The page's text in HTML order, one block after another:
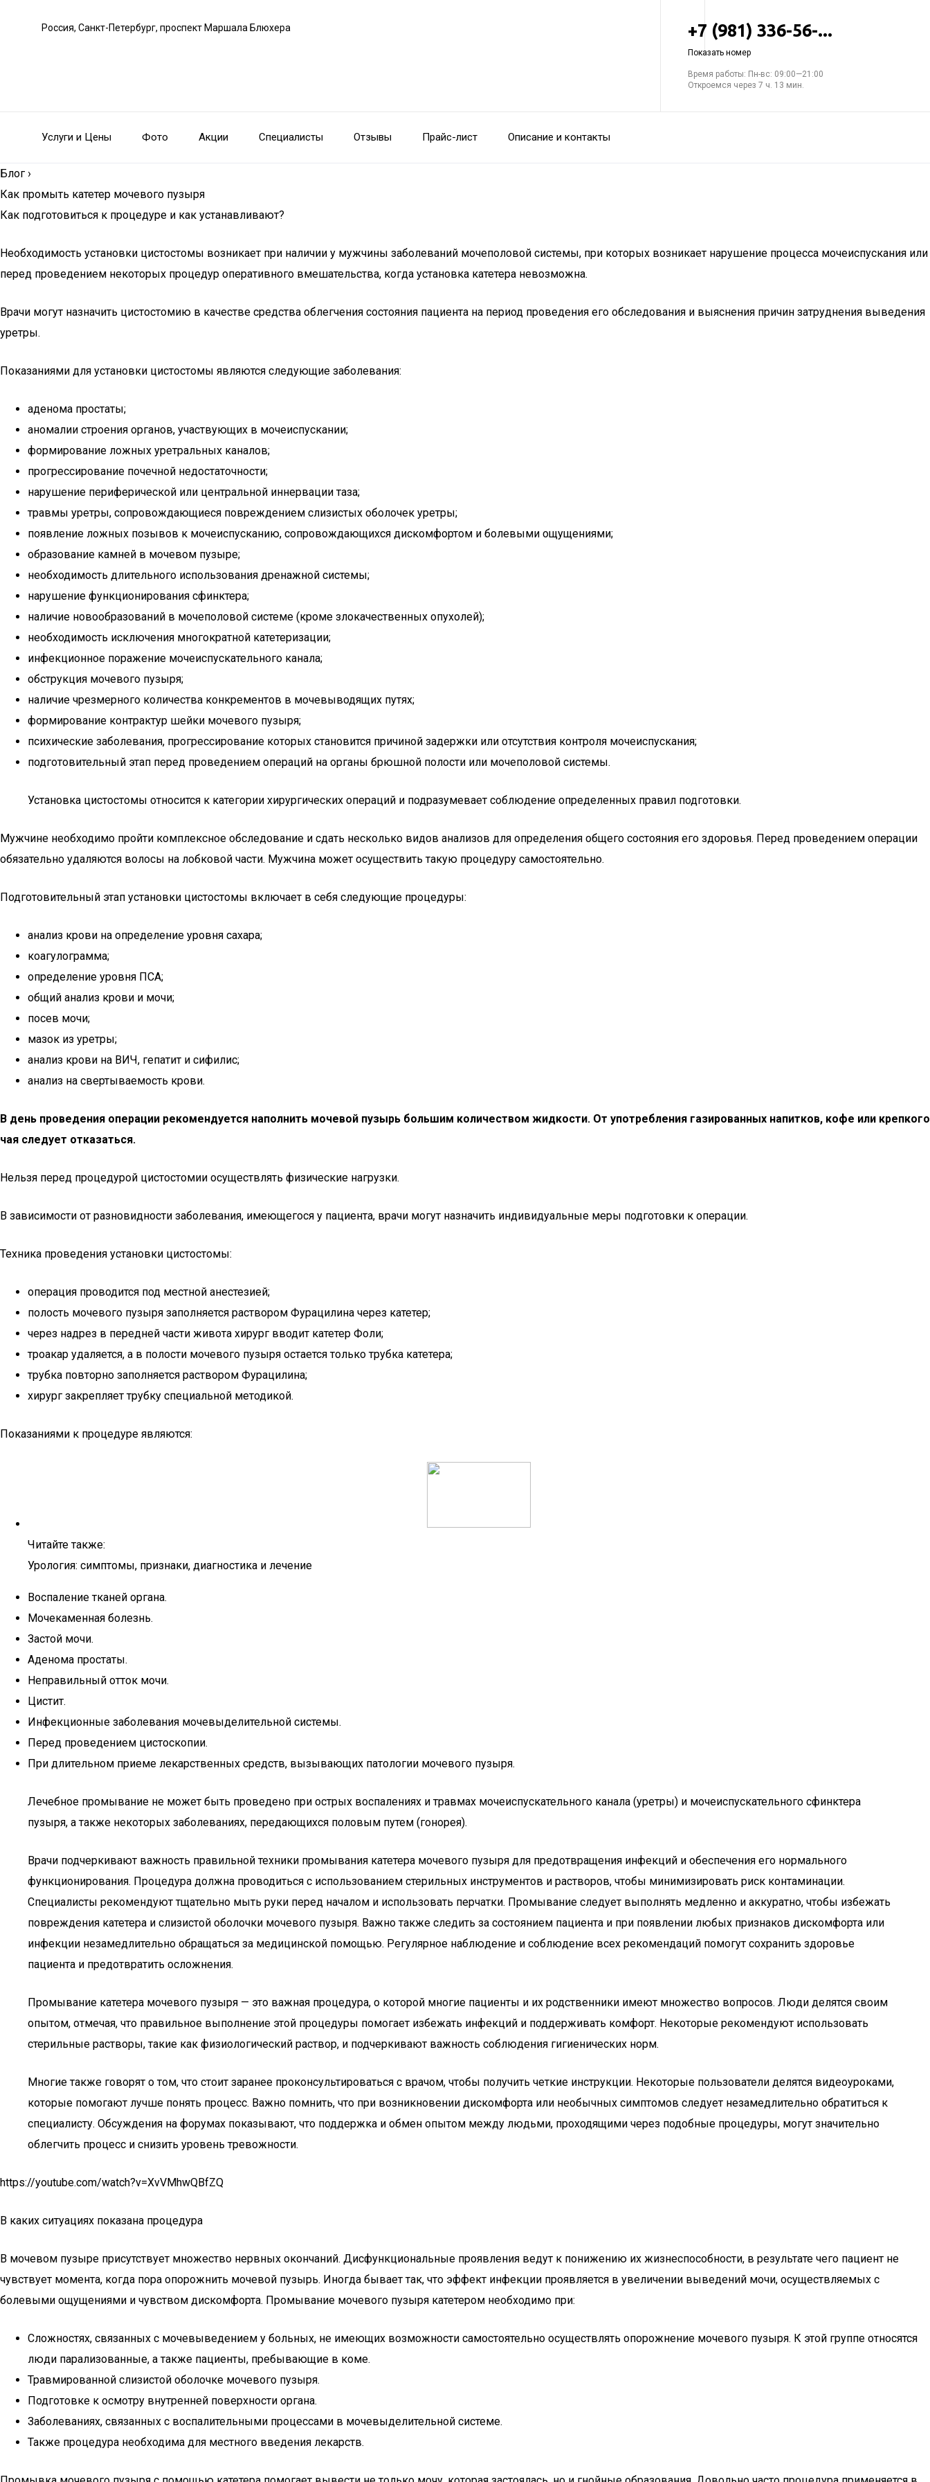
Россия, Санкт-Петербург, проспект Маршала Блюхера +7 (981) 336-56-...
Показать номер
Время работы: Пн-вс: 09:00—21:00
Откроемся через 7 ч. 13 мин.
Услуги и Цены Фото Акции Специалисты Отзывы Прайс-лист Описание и контакты
Блог ›
Как промыть катетер мочевого пузыря
Как подготовиться к процедуре и как устанавливают?
Необходимость установки цистостомы возникает при наличии у мужчины заболеваний мочеполовой системы, при которых возникает нарушение процесса мочеиспускания или
перед проведением некоторых процедур оперативного вмешательства, когда установка катетера невозможна.
Врачи могут назначить цистостомию в качестве средства облегчения состояния пациента на период проведения его обследования и выяснения причин затруднения выведения
уретры.
Показаниями для установки цистостомы являются следующие заболевания:
аденома простаты;
аномалии строения органов, участвующих в мочеиспускании;
формирование ложных уретральных каналов;
прогрессирование почечной недостаточности;
нарушение периферической или центральной иннервации таза;
травмы уретры, сопровождающиеся повреждением слизистых оболочек уретры;
появление ложных позывов к мочеиспусканию, сопровождающихся дискомфортом и болевыми ощущениями;
образование камней в мочевом пузыре;
необходимость длительного использования дренажной системы;
нарушение функционирования сфинктера;
наличие новообразований в мочеполовой системе (кроме злокачественных опухолей);
необходимость исключения многократной катетеризации;
инфекционное поражение мочеиспускательного канала;
обструкция мочевого пузыря;
наличие чрезмерного количества конкрементов в мочевыводящих путях;
формирование контрактур шейки мочевого пузыря;
психические заболевания, прогрессирование которых становится причиной задержки или отсутствия контроля мочеиспускания;
подготовительный этап перед проведением операций на органы брюшной полости или мочеполовой системы.
Установка цистостомы относится к категории хирургических операций и подразумевает соблюдение определенных правил подготовки.
Мужчине необходимо пройти комплексное обследование и сдать несколько видов анализов для определения общего состояния его здоровья. Перед проведением операции
обязательно удаляются волосы на лобковой части. Мужчина может осуществить такую процедуру самостоятельно.
Подготовительный этап установки цистостомы включает в себя следующие процедуры:
анализ крови на определение уровня сахара;
коагулограмма;
определение уровня ПСА;
общий анализ крови и мочи;
посев мочи;
мазок из уретры;
анализ крови на ВИЧ, гепатит и сифилис;
анализ на свертываемость крови.
В день проведения операции рекомендуется наполнить мочевой пузырь большим количеством жидкости. От употребления газированных напитков, кофе или крепкого
чая следует отказаться.
Нельзя перед процедурой цистостомии осуществлять физические нагрузки.
В зависимости от разновидности заболевания, имеющегося у пациента, врачи могут назначить индивидуальные меры подготовки к операции.
Техника проведения установки цистостомы:
операция проводится под местной анестезией;
полость мочевого пузыря заполняется раствором Фурацилина через катетер;
через надрез в передней части живота хирург вводит катетер Фоли;
троакар удаляется, а в полости мочевого пузыря остается только трубка катетера;
трубка повторно заполняется раствором Фурацилина;
хирург закрепляет трубку специальной методикой.
Показаниями к процедуре являются:
Читайте также:
Урология: симптомы, признаки, диагностика и лечение
Воспаление тканей органа.
Мочекаменная болезнь.
Застой мочи.
Аденома простаты.
Неправильный отток мочи.
Цистит.
Инфекционные заболевания мочевыделительной системы.
Перед проведением цистоскопии.
При длительном приеме лекарственных средств, вызывающих патологии мочевого пузыря.
Лечебное промывание не может быть проведено при острых воспалениях и травмах мочеиспускательного канала (уретры) и мочеиспускательного сфинктера
пузыря, а также некоторых заболеваниях, передающихся половым путем (гонорея).
Врачи подчеркивают важность правильной техники промывания катетера мочевого пузыря для предотвращения инфекций и обеспечения его нормального
функционирования. Процедура должна проводиться с использованием стерильных инструментов и растворов, чтобы минимизировать риск контаминации.
Специалисты рекомендуют тщательно мыть руки перед началом и использовать перчатки. Промывание следует выполнять медленно и аккуратно, чтобы избежать
повреждения катетера и слизистой оболочки мочевого пузыря. Важно также следить за состоянием пациента и при появлении любых признаков дискомфорта или
инфекции незамедлительно обращаться за медицинской помощью. Регулярное наблюдение и соблюдение всех рекомендаций помогут сохранить здоровье
пациента и предотвратить осложнения.
Промывание катетера мочевого пузыря — это важная процедура, о которой многие пациенты и их родственники имеют множество вопросов. Люди делятся своим
опытом, отмечая, что правильное выполнение этой процедуры помогает избежать инфекций и поддерживать комфорт. Некоторые рекомендуют использовать
стерильные растворы, такие как физиологический раствор, и подчеркивают важность соблюдения гигиенических норм.
Многие также говорят о том, что стоит заранее проконсультироваться с врачом, чтобы получить четкие инструкции. Некоторые пользователи делятся видеоуроками,
которые помогают лучше понять процесс. Важно помнить, что при возникновении дискомфорта или необычных симптомов следует незамедлительно обратиться к
специалисту. Обсуждения на форумах показывают, что поддержка и обмен опытом между людьми, проходящими через подобные процедуры, могут значительно
облегчить процесс и снизить уровень тревожности.
https://youtube.com/watch?v=XvVMhwQBfZQ
В каких ситуациях показана процедура
В мочевом пузыре присутствует множество нервных окончаний. Дисфункциональные проявления ведут к понижению их жизнеспособности, в результате чего пациент не
чувствует момента, когда пора опорожнить мочевой пузырь. Иногда бывает так, что эффект инфекции проявляется в увеличении выведений мочи, осуществляемых с
болевыми ощущениями и чувством дискомфорта. Промывание мочевого пузыря катетером необходимо при:
Сложностях, связанных с мочевыведением у больных, не имеющих возможности самостоятельно осуществлять опорожнение мочевого пузыря. К этой группе относятся
люди парализованные, а также пациенты, пребывающие в коме.
Травмированной слизистой оболочке мочевого пузыря.
Подготовке к осмотру внутренней поверхности органа.
Заболеваниях, связанных с воспалительными процессами в мочевыделительной системе.
Также процедура необходима для местного введения лекарств.